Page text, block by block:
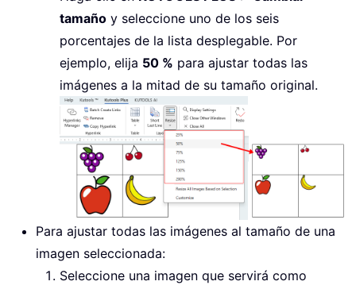
tamaño y seleccione uno de los seis
porcentajes de la lista desplegable. Por
ejemplo, elija 50 % para ajustar todas las
imágenes a la mitad de su tamaño original.
Para ajustar todas las imágenes al tamaño de una
imagen seleccionada:
Seleccione una imagen que servirá como